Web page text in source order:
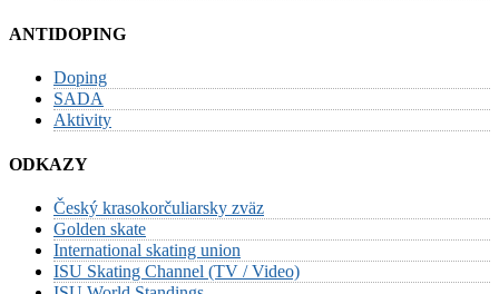
ANTIDOPING
Doping
SADA
Aktivity
ODKAZY
Český krasokorčuliarsky zväz
Golden skate
International skating union
ISU Skating Channel (TV / Video)